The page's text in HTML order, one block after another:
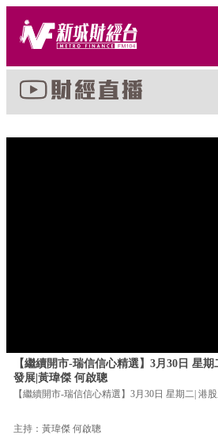
【繼續開市-瑞信信心精選】3月30日 星
發展|黃瑋傑 何啟聰
【繼續開市-瑞信信心精選】3月30日 星期二| 港
主持：黃瑋傑 何啟聰